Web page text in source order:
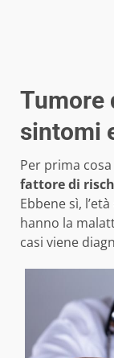
Tumore
sintomi
Per prima
fattore di
Ebbene sì,
hanno la
casi viene